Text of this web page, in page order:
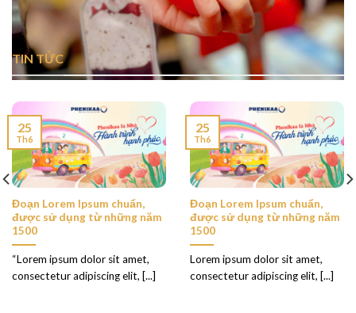
TIN TỨC
Đoạn Lorem Ipsum chuẩn,
được sử dụng từ những năm
1500
“Lorem ipsum dolor sit amet,
consectetur adipiscing elit, [...]
25
Th6
Đoạn Lorem Ipsum chuẩn,
được sử dụng từ những năm
1500
Lorem ipsum dolor sit amet,
consectetur adipiscing elit, [...]
25
Th6